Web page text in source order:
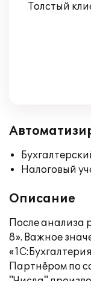
Толстый
Налоговый
Описание
После анализа
8». Важное
Партнёром по